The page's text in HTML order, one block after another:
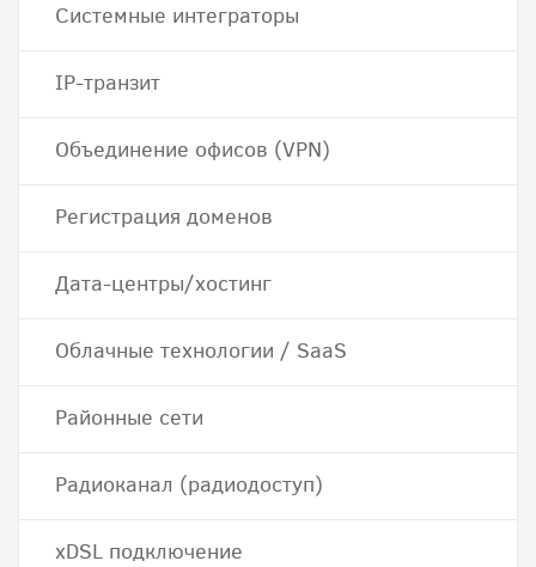
Системные интеграторы
IP-транзит
Объединение офисов (VPN)
Регистрация доменов
Дата-центры/хостинг
Облачные технологии / SaaS
Районные сети
Радиоканал (радиодоступ)
хDSL подключение